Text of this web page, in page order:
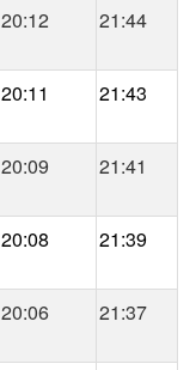
20:12 21:44
20:11 21:43
20:09 21:41
20:08 21:39
20:06 21:37